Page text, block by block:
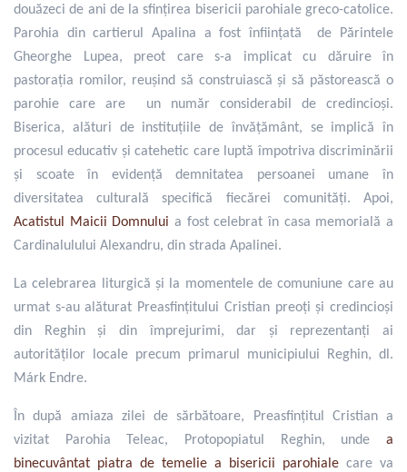
douăzeci de ani de la sfințirea bisericii parohiale greco-catolice.
Parohia din cartierul Apalina a fost înființată de Părintele
Gheorghe Lupea, preot care s-a implicat cu dăruire în
pastorația romilor, reușind să construiască și să păstorească o
parohie care are un număr considerabil de credincioși.
Biserica, alături de instituțiile de învățământ, se implică în
procesul educativ și catehetic care luptă împotriva discriminării
și scoate în evidență demnitatea persoanei umane în
diversitatea culturală specifică fiecărei comunități. Apoi,
Acatistul Maicii Domnului a fost celebrat în casa memorială a
Cardinalulului Alexandru, din strada Apalinei.
La celebrarea liturgică și la momentele de comuniune care au
urmat s-au alăturat Preasfințitului Cristian preoți și credincioși
din Reghin și din împrejurimi, dar și reprezentanți ai
autorităților locale precum primarul municipiului Reghin, dl.
Márk Endre.
În după amiaza zilei de sărbătoare, Preasfințitul Cristian a
vizitat Parohia Teleac, Protopopiatul Reghin, unde a
binecuvântat piatra de temelie a bisericii parohiale care va